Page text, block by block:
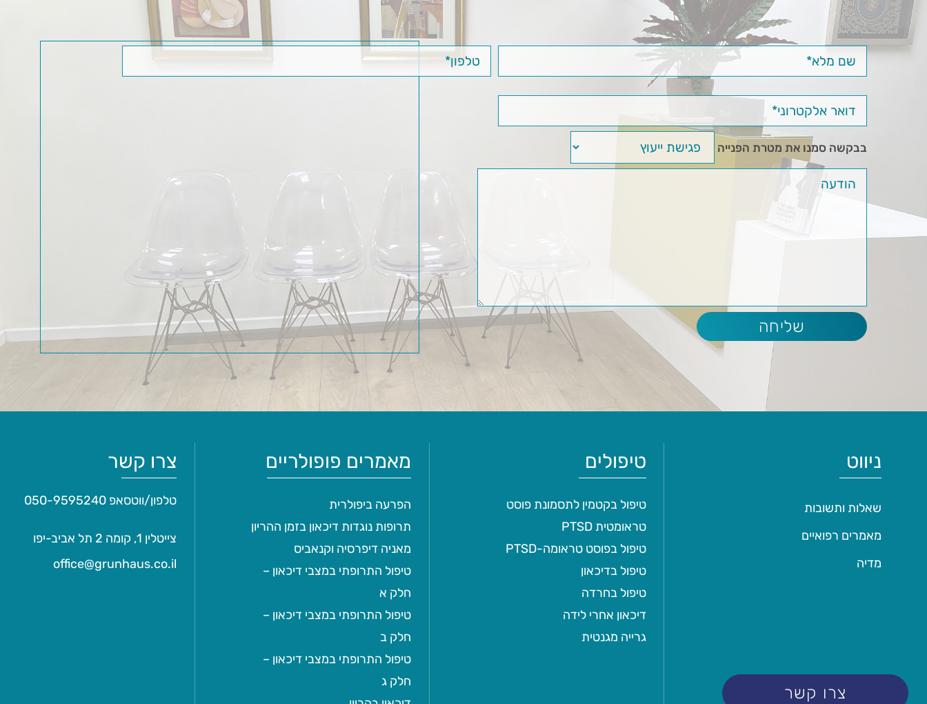
בבקשה סמנו את מטרת הפנייה
צרו קשר
טלפון/ווטסאפ050-9595240
צייטלין 1, קומה 2 תל אביב-יפו
office@grunhaus.co.il‏
מאמרים פופולריים
הפרעה ביפולרית
תרופות נוגדות דיכאון בזמן ההריון
מאניה דיפרסיה וקנאביס
טיפול התרופתי במצבי דיכאון –
חלק א
טיפול התרופתי במצבי דיכאון –
חלק ב
טיפול התרופתי במצבי דיכאון –
חלק ג
טיפולים
טיפול בקטמין לתסמונת פוסט
טראומטית PTSD
טיפול בפוסט טראומה-PTSD
טיפול בדיכאון
טיפול בחרדה
דיכאון אחרי לידה
גרייה מגנטית
ניווט
שאלות ותשובות
מאמרים רפואיים
מדיה
צרו קשר